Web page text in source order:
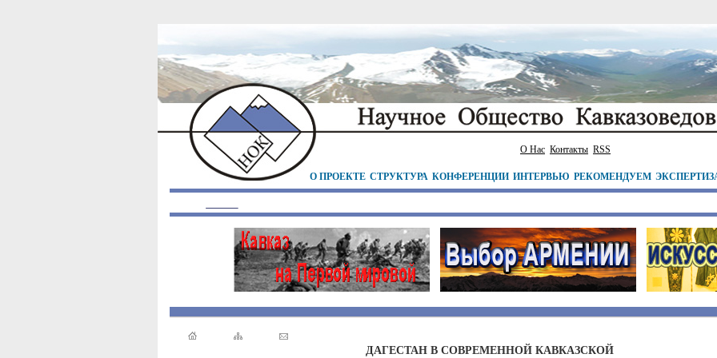
О Нас Контакты RSS
О ПРОЕКТЕ СТРУКТУРА КОНФЕРЕНЦИИ ИНТЕРВЬЮ РЕКОМЕНДУЕМ
ДАГЕСТАН В СОВРЕМЕННОЙ КАВКАЗСКОЙ